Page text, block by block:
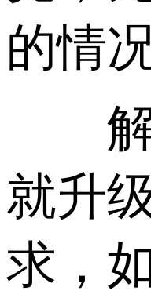
的情况
解
就升
求，